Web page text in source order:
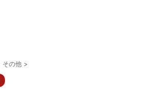
その他 >